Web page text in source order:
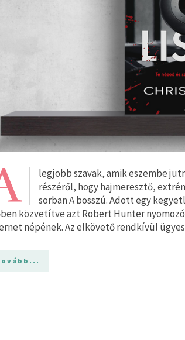
legjobb szavak, amik eszembe
részéről, hogy hajmeresztő,
sorban A bosszú. Adott egy
közvetítve azt Robert Hunter
népének. Az elkövető rendkívül